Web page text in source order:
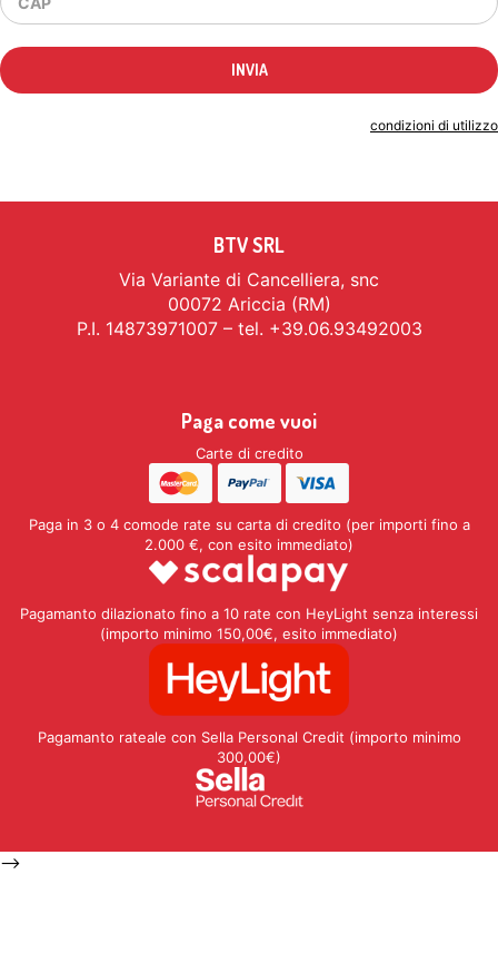
condizioni di utilizzo
BTV SRL
Via Variante di Cancelliera, snc
00072 Ariccia (RM)
P.I. 14873971007 – tel. +39.06.93492003
Paga come vuoi
Carte di credito
Paga in 3 o 4 comode rate su carta di credito (per importi fino a
2.000 €, con esito immediato)
Pagamanto dilazionato fino a 10 rate con HeyLight senza interessi
(importo minimo 150,00€, esito immediato)
Pagamanto rateale con Sella Personal Credit (importo minimo
300,00€)
-->